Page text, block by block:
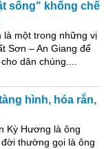
sống" khống chế
là một trong những vị
Sơn – An Giang để
dân chúng....
hình, hóa rắn,
Kỳ Hương là ông
thường gọi là ông